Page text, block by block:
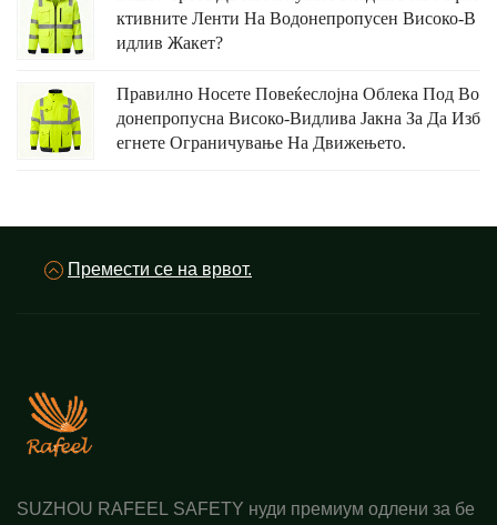
Ктивните Ленти На Водонепропусен Високо-В
Идлив Жакет?
Правилно Носете Повеќеслојна Облека Под Во
Донепропусна Високо-Видлива Јакна За Да Изб
Егнете Ограничување На Движењето.
Премести се на врвот.
SUZHOU RAFEEL SAFETY нуди премиум одлени за бе